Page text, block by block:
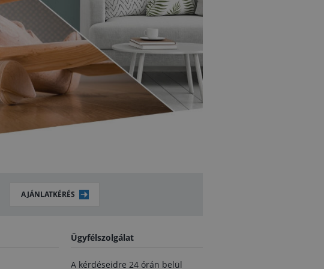
AJÁNLATKÉRÉS
Ügyfélszolgálat
A kérdéseidre 24 órán belül